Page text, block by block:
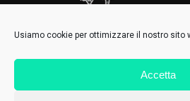
Usiamo cookie per ottimizzare il nostro sito
Accetta